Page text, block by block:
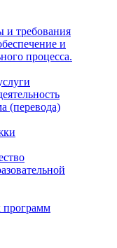
и требования
и
процесса.
(перевода)
программ